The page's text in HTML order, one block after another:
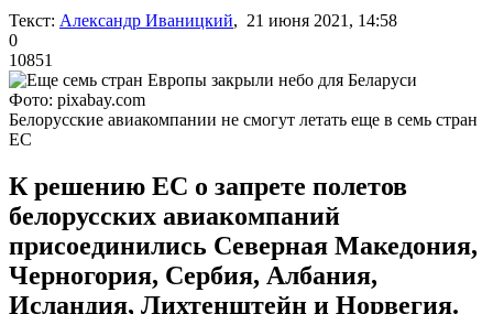
Текст: Александр Иваницкий, 21 июня 2021, 14:58
0
10851
Фото: pixabay.com
Белорусские авиакомпании не смогут летать еще в семь стран
ЕС
К решению ЕС о запрете полетов
белорусских авиакомпаний
присоединились Северная Македония,
Черногория, Сербия, Албания,
Исландия, Лихтенштейн и Норвегия.